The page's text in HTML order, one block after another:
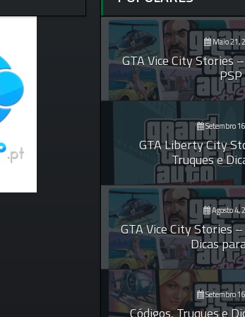
Maio 21,
GTA Vice City Stories
PSP
Setembro
GTA Liberty City
Truques e
Agosto 4,
GTA Vice City Stories
Dicas
Setembro